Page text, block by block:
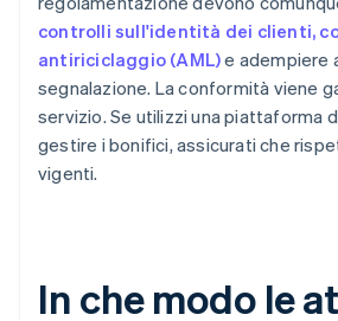
controlli sull'identità dei clienti,
antiriciclaggio (AML)e adempiere
segnalazione. La conformità viene
servizio. Se utilizzi una piattaforma
gestire i bonifici, assicurati che
vigenti.
In che modo le